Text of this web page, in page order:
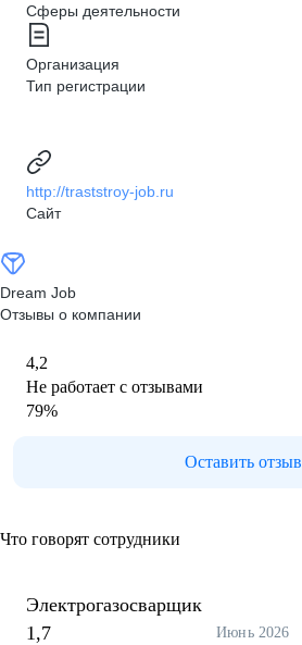
Сферы деятельности
Организация
Тип регистрации
http://traststroy-job.ru
Сайт
Dream Job
Отзывы о компании
4,2
Не работает с отзывами
79%
Оставить отзыв
Что говорят сотрудники
Электрогазосварщик
1,7
Июнь 2026